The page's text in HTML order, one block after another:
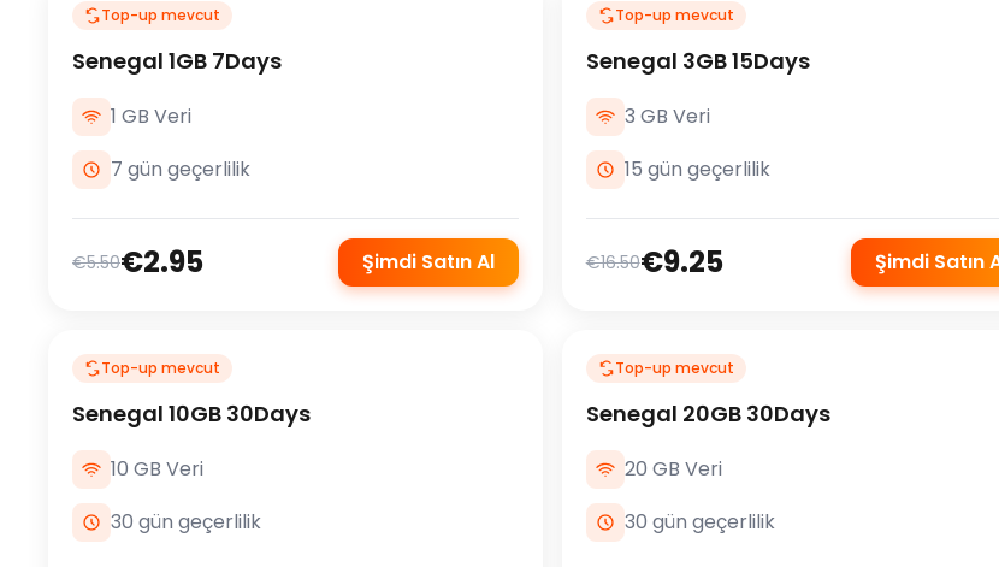
Top-up mevcut
Senegal 1GB 7Days
1 GB Veri
7 gün geçerlilik
€5.50€2.95 Şimdi Satın Al
Top-up mevcut
Senegal 3GB 15Days
3 GB Veri
15 gün geçerlilik
€16.50€9.25 Şimdi Satın
Top-up mevcut
Senegal 10GB 30Days
10 GB Veri
30 gün geçerlilik
Top-up mevcut
Senegal 20GB 30Days
20 GB Veri
30 gün geçerlilik